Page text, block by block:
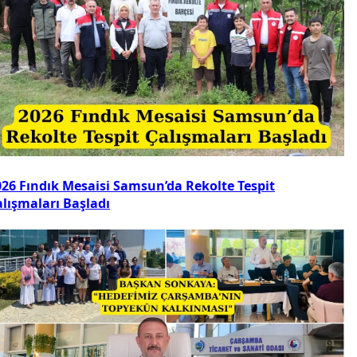
Fındık Mesaisi Samsun’da Rekolte Tespit
Başladı